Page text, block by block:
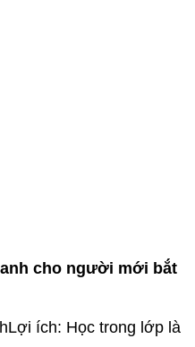
cho người mới bắt
ích: Học trong lớp là